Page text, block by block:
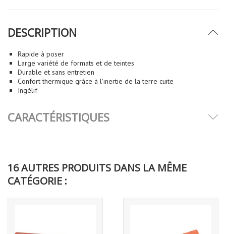
DESCRIPTION
Rapide à poser
Large variété de formats et de teintes
Durable et sans entretien
Confort thermique grâce à l'inertie de la terre cuite
Ingélif
CARACTÉRISTIQUES
16 AUTRES PRODUITS DANS LA MÊME
CATÉGORIE :